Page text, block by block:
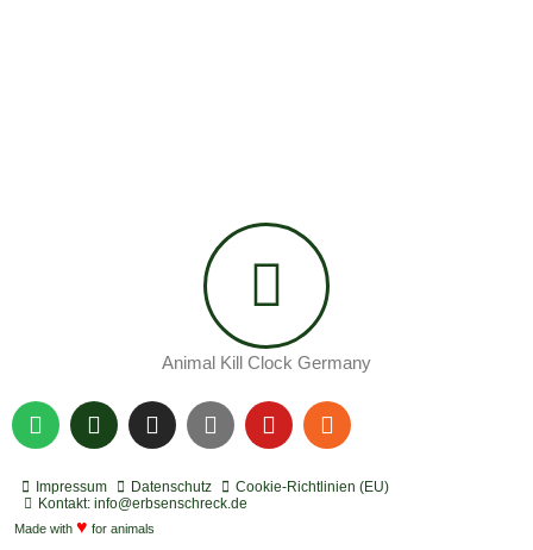
Animal Kill Clock Germany
S
p
t
i
f
P
o
c
a
s
I
n
t
a
g
Y
o
t
u
Y
o
t
R
s
Impressum Datenschutz
Cookie-Richtlinien (EU)
Kontakt: info@erbsenschreck.de
Made with ♥ for animals